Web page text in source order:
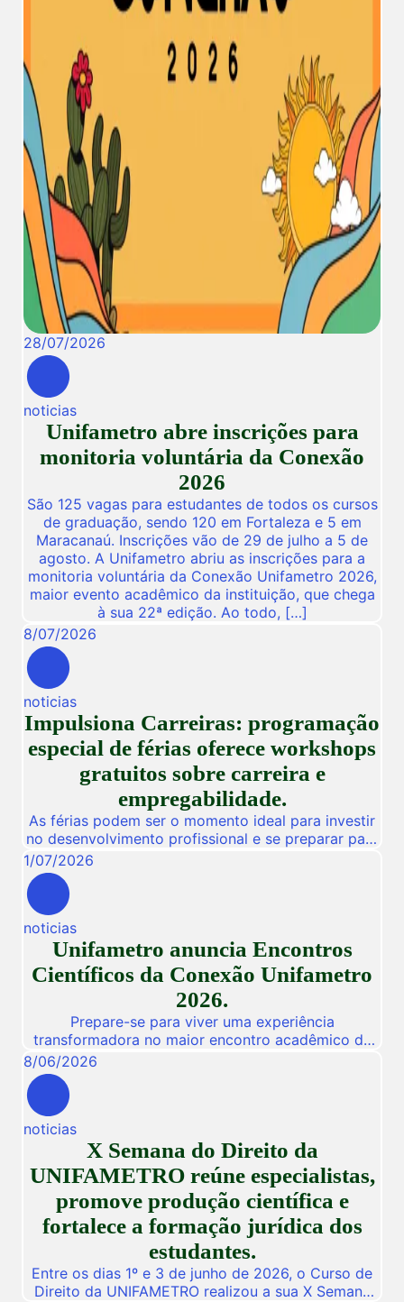
28/07/2026
noticias
Unifametro abre inscrições para
monitoria voluntária da Conexão
2026
São 125 vagas para estudantes de todos os cursos
de graduação, sendo 120 em Fortaleza e 5 em
Maracanaú. Inscrições vão de 29 de julho a 5 de
agosto. A Unifametro abriu as inscrições para a
monitoria voluntária da Conexão Unifametro 2026,
maior evento acadêmico da instituição, que chega
à sua 22ª edição. Ao todo, […]
8/07/2026
noticias
Impulsiona Carreiras: programação
especial de férias oferece workshops
gratuitos sobre carreira e
empregabilidade.
As férias podem ser o momento ideal para investir
no desenvolvimento profissional e se preparar para
novas oportunidades no mercado de trabalho.
Pensando nisso, a Unifametro Carreiras promoverá,
de 27 a 31 de julho, o Impulsiona Carreiras, uma
programação especial de férias composta por
workshops online e gratuitos voltados para alunos,
egressos e público interessado. […]
1/07/2026
noticias
Unifametro anuncia Encontros
Científicos da Conexão Unifametro
2026.
Prepare-se para viver uma experiência
transformadora no maior encontro acadêmico da
nossa instituição! De 03 a 05 de Novembro de
2026, a Unifametro abre suas portas para a
Conexão Unifametro 2026, um evento presencial
dedicado a fomentar a inovação, a troca de
vivências profissionais e a disseminação de
descobertas científicas. Com o propósito central
de […]
8/06/2026
noticias
X Semana do Direito da
UNIFAMETRO reúne especialistas,
promove produção científica e
fortalece a formação jurídica dos
estudantes.
Entre os dias 1º e 3 de junho de 2026, o Curso de
Direito da UNIFAMETRO realizou a sua X Semana